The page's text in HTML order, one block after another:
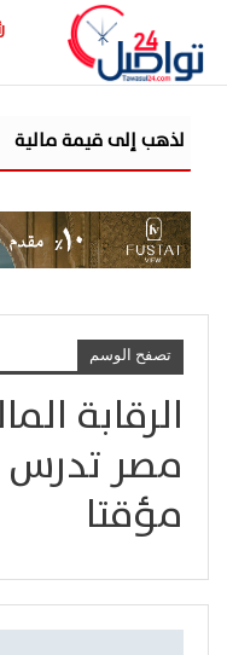
إلى قيمة مالية
تصفح الوسم
الرقابة
مؤقتا